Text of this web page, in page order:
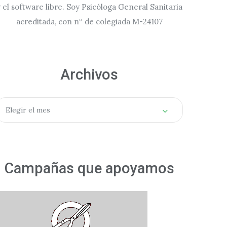
el software libre. Soy Psicóloga General Sanitaria
acreditada, con nº de colegiada M-24107
Archivos
Elegir el mes
Campañas que apoyamos